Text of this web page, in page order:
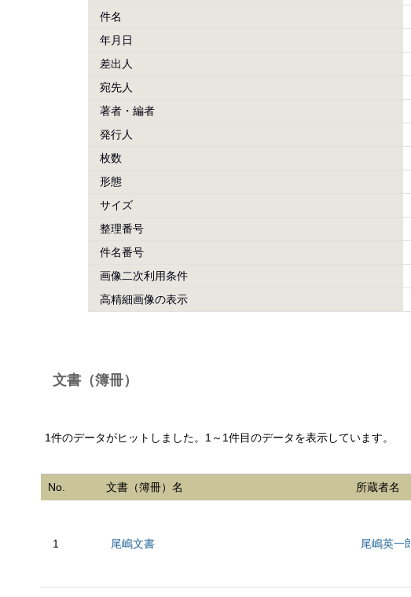
件名
年月日
差出人
宛先人
著者・編者
発行人
枚数
形態
サイズ
整理番号
件名番号
画像二次利用条件
高精細画像の表示
文書（簿冊）
1件のデータがヒットしました。1～1件目のデータを表示しています。
No. 文書（簿冊）名 所蔵者名
1 尾嶋文書 尾嶋英一